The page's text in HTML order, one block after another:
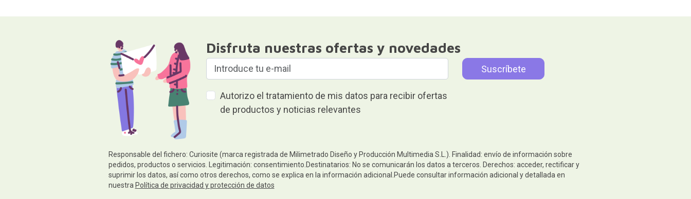
Disfruta nuestras ofertas y novedades
Autorizo el tratamiento de mis datos para recibir ofertas
de productos y noticias relevantes
Responsable del fichero: Curiosite (marca registrada de Milimetrado Diseño y Producción Multimedia S.L.). Finalidad: envío de información sobre
pedidos, productos o servicios. Legitimación: consentimiento.Destinatarios: No se comunicarán los datos a terceros. Derechos: acceder, rectificar y
suprimir los datos, así como otros derechos, como se explica en la información adicional.Puede consultar información adicional y detallada en
nuestra Política de privacidad y protección de datos